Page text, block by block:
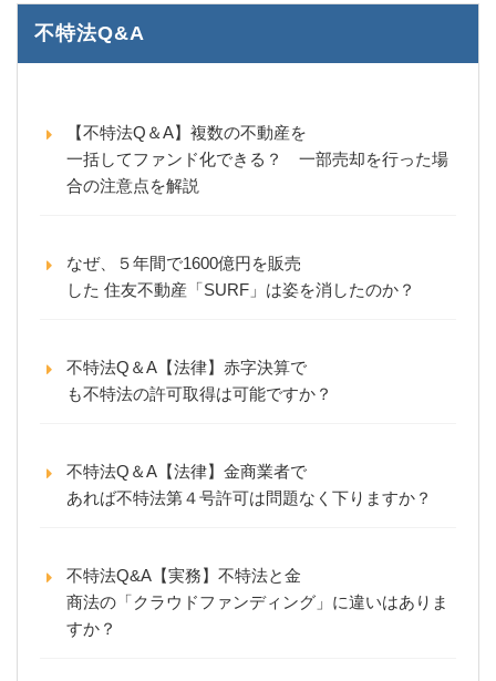
不特法Q&A
【不特法Q＆A】複数の不動産を
一括してファンド化できる？ 一部売却を行った場
合の注意点を解説
なぜ、５年間で1600億円を販売
した 住友不動産「SURF」は姿を消したのか？
不特法Q＆A【法律】赤字決算で
も不特法の許可取得は可能ですか？
不特法Q＆A【法律】金商業者で
あれば不特法第４号許可は問題なく下りますか？
不特法Q&A【実務】不特法と金
商法の「クラウドファンディング」に違いはありま
すか？